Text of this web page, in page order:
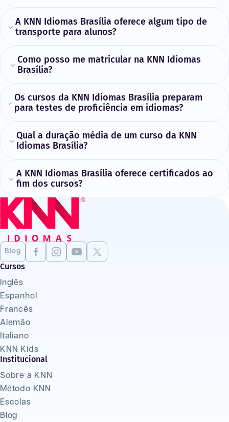
A KNN Idiomas Brasília oferece algum tipo de
transporte para alunos?
Como posso me matricular na KNN Idiomas
Brasília?
Os cursos da KNN Idiomas Brasília preparam
para testes de proficiência em idiomas?
Qual a duração média de um curso da KNN
Idiomas Brasília?
A KNN Idiomas Brasília oferece certificados ao
fim dos cursos?
Blog
Cursos
Inglês
Espanhol
Francês
Alemão
Italiano
KNN Kids
Institucional
Sobre a KNN
Método KNN
Escolas
Blog